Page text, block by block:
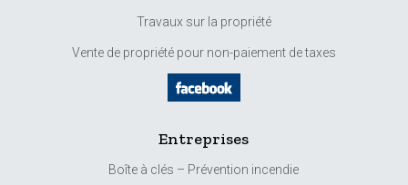
Travaux sur la propriété
Vente de propriété pour non-paiement de taxes
Entreprises
Boîte à clés – Prévention incendie